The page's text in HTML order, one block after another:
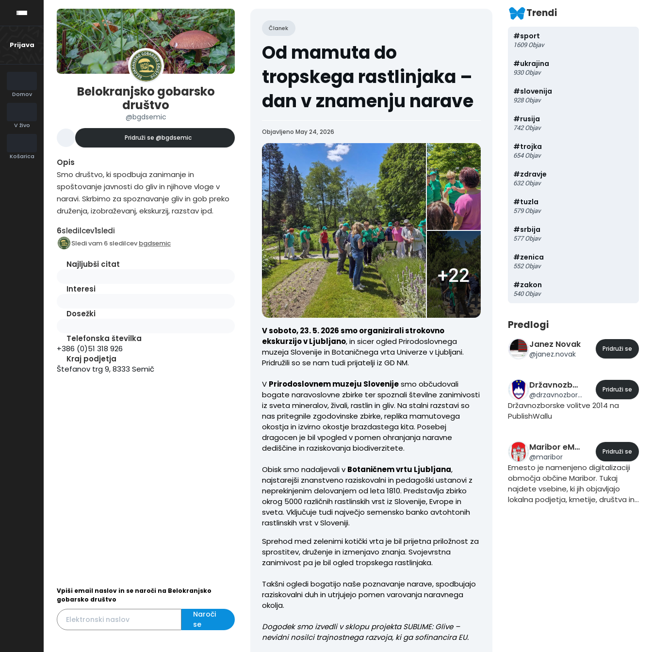
Prijava
Domov
V živo
Košarica
Belokranjsko gobarsko
društvo
@bgdsemic
Pridruži se @bgdsemic
Opis
Smo društvo, ki spodbuja zanimanje in
spoštovanje javnosti do gliv in njihove vloge v
naravi. Skrbimo za spoznavanje gliv in gob preko
druženja, izobraževanj, ekskurzij, razstav ipd.
6sledilcev1sledi
Sledi vam 6 sledilcev bgdsemic
Najljubši citat
Interesi
Dosežki
Telefonska številka
+386 (0)51 318 926
Kraj podjetja
Štefanov trg 9,8333 Semič
Vpiši email naslov in se naroči na Belokranjsko
gobarsko društvo
Naroči
se
Članek
Od mamuta do
tropskega rastlinjaka –
dan v znamenju narave
Objavljeno May 24, 2026
+22
V soboto, 23. 5. 2026 smo organizirali strokovno
ekskurzijo v Ljubljano, in sicer ogled Prirodoslovnega
muzeja Slovenije in Botaničnega vrta Univerze v Ljubljani.
Pridružili so se nam tudi prijatelji iz GD NM.
V Prirodoslovnem muzeju Slovenijesmo občudovali
bogate naravoslovne zbirke ter spoznali številne zanimivosti
iz sveta mineralov, živali, rastlin in gliv. Na stalni razstavi so
nas pritegnile zgodovinske zbirke, replika mamutovega
okostja in izvirno okostje brazdastega kita. Posebej
dragocen je bil vpogled v pomen ohranjanja naravne
dediščine in raziskovanja biodiverzitete.
Obisk smo nadaljevali v Botaničnem vrtu Ljubljana,
najstarejši znanstveno raziskovalni in pedagoški ustanovi z
neprekinjenim delovanjem od leta 1810. Predstavlja zbirko
okrog 5000 različnih rastlinskih vrst iz Slovenije, Evrope in
sveta. Vključuje tudi največjo semensko banko avtohtonih
rastlinskih vrst v Sloveniji.
Sprehod med zelenimi kotički vrta je bil prijetna priložnost za
sprostitev, druženje in izmenjavo znanja. Svojevrstna
zanimivost pa je bil ogled tropskega rastlinjaka.
Takšni ogledi bogatijo naše poznavanje narave, spodbujajo
raziskovalni duh in utrjujejo pomen varovanja naravnega
okolja.
Dogodek smo izvedli v sklopu projekta SUBLIME: Glive –
nevidni nosilci trajnostnega razvoja, ki ga sofinancira EU.
Trendi
#sport
1609 Objav
#ukrajina
930 Objav
#slovenija
928 Objav
#rusija
742 Objav
#trojka
654 Objav
#zdravje
632 Objav
#tuzla
579 Objav
#srbija
577 Objav
#zenica
552 Objav
#zakon
540 Objav
Predlogi
Janez Novak
@janez.novak
Pridruži se
Državnozborske volitve 2014
@drzavnozborske.volitve.2014
Pridruži se
Državnozborske volitve 2014 na
PublishWallu
Maribor eMesto
@maribor
Pridruži se
Emesto je namenjeno digitalizaciji
območja občine Maribor. Tukaj
najdete vsebine, ki jih objavljajo
lokalna podjetja, kmetije, društva in